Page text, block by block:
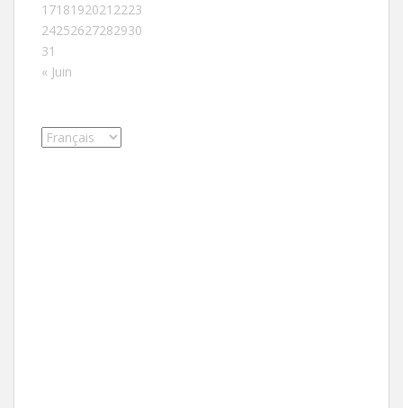
1718192021 2223
24252627282930
31
« Juin
Choisir